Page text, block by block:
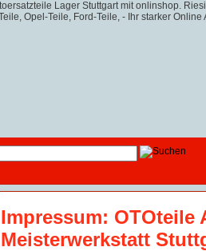
Impressum: OTOteile
Meisterwerkstatt